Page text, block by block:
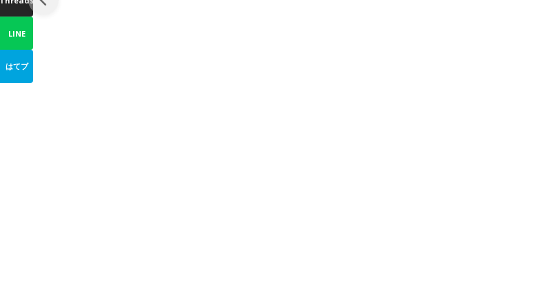
LINE
はてブ